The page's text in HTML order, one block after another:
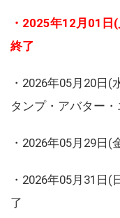
・2025年12月01
終了
・2026年05月20日
タンプ・アバター
・2026年05月29
・2026年05月31
了